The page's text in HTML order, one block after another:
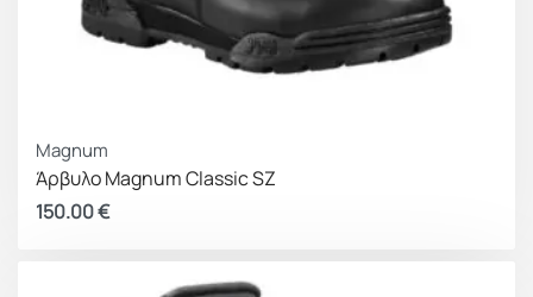
Magnum
Άρβυλο Magnum Classic SZ
150.00€